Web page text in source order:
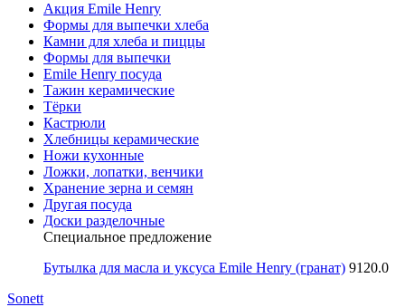
Акция Emile Henry
Формы для выпечки хлеба
Камни для хлеба и пиццы
Формы для выпечки
Emile Henry посуда
Тажин керамические
Тёрки
Кастрюли
Хлебницы керамические
Ножи кухонные
Ложки, лопатки, венчики
Хранение зерна и семян
Другая посуда
Доски разделочные
Специальное предложение
Бутылка для масла и уксуса Emile Henry (гранат) 9120.0
Sonett